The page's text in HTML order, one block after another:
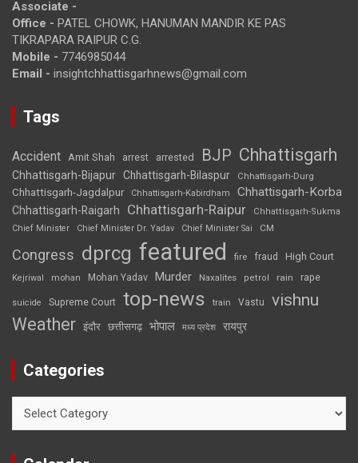
Associate -
Office - PATEL CHOWK, HANUMAN MANDIR KE PAS
TIKRAPARA RAIPUR C.G.
Mobile - 7746985044
Email - insightchhattisgarhnews@gmail.com
Tags
Accident Amit Shah arrest arrested BJP Chhattisgarh
Chhattisgarh-Bijapur Chhattisgarh-Bilaspur Chhattisgarh-Durg
Chhattisgarh-Jagdalpur Chhattisgarh-Kabirdham Chhattisgarh-Korba
Chhattisgarh-Raigarh Chhattisgarh-Raipur
Chhattisgarh-Sukma
Chief Minister
Chief Minister Dr. Yadav Chief Minister Sai CM
Congress dprcg featured fire fraud High Court
Kejriwal mohan Mohan Yadav Murder Naxalites petrol rain rape
suicide Supreme Court top-news train Vastu vishnu
Weather इंदौर छत्तीसगढ़ भोपाल मध्य प्रदेश रायपुर
Categories